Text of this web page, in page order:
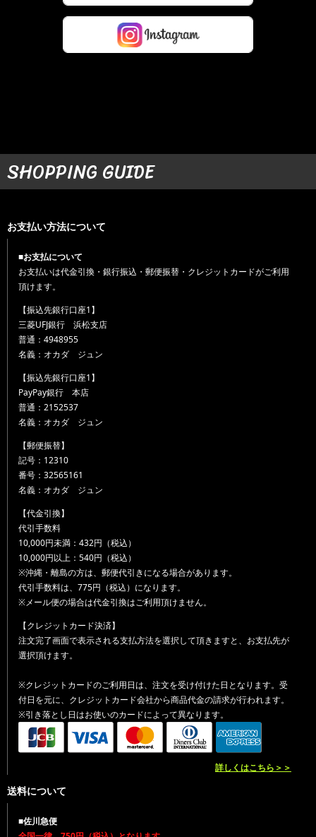
SHOPPING GUIDE
お支払い方法について
■お支払について
お支払いは代金引換・銀行振込・郵便振替・クレジットカードがご利用
頂けます。
【振込先銀行口座1】
三菱UFJ銀行 浜松支店
普通：4948955
名義：オカダ ジュン
【振込先銀行口座1】
PayPay銀行 本店
普通：2152537
名義：オカダ ジュン
【郵便振替】
記号：12310
番号：32565161
名義：オカダ ジュン
【代金引換】
代引手数料
10,000円未満：432円（税込）
10,000円以上：540円（税込）
※沖縄・離島の方は、郵便代引きになる場合があります。
代引手数料は、775円（税込）になります。
※メール便の場合は代金引換はご利用頂けません。
【クレジットカード決済】
注文完了画面で表示される支払方法を選択して頂きますと、お支払先が
選択頂けます。
※クレジットカードのご利用日は、注文を受け付けた日となります。受
付日を元に、クレジットカード会社から商品代金の請求が行われます。
※引き落とし日はお使いのカードによって異なります。
詳しくはこちら＞＞
送料について
■佐川急便